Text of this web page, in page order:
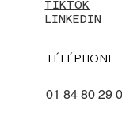
TIKTOK
LINKEDIN
01 84 80 29
TÉLÉPHONE